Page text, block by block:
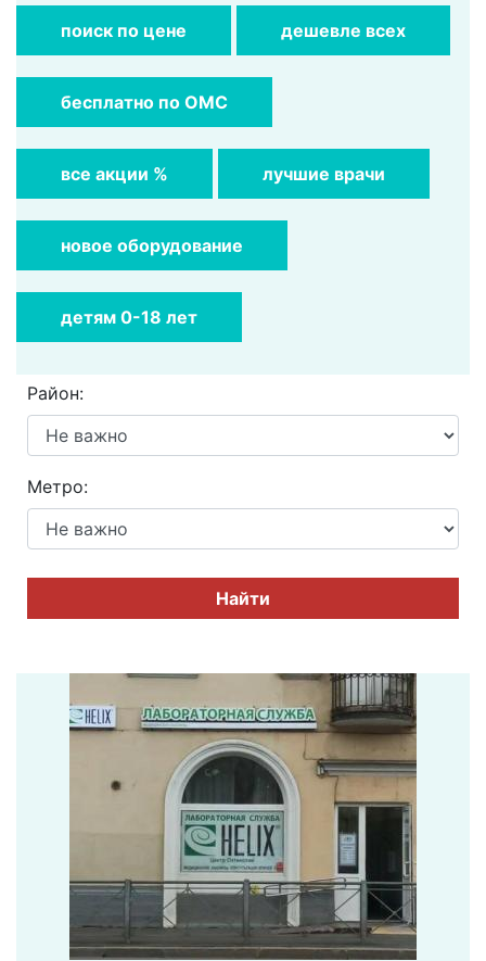
поиск по цене дешевле всех
бесплатно по ОМС
все акции % лучшие врачи
новое оборудование
детям 0-18 лет
Район:
Метро:
Найти